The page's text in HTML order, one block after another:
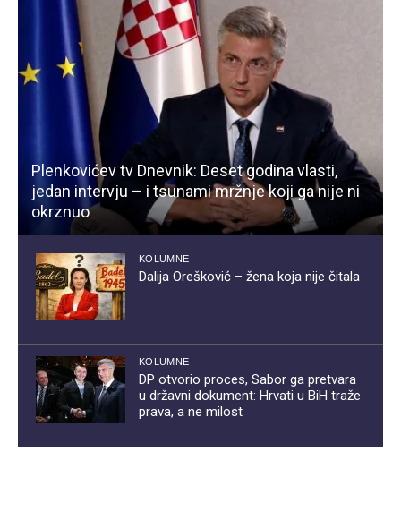
Plenkovićev tv Dnevnik: Deset godina vlasti,
jedan intervju – i tsunami mržnje koji ga nije ni
okrznuo
KOLUMNE
Dalija Orešković – žena koja nije čitala
KOLUMNE
DP otvorio proces, Sabor ga pretvara
u državni dokument: Hrvati u BiH traže
prava, a ne milost